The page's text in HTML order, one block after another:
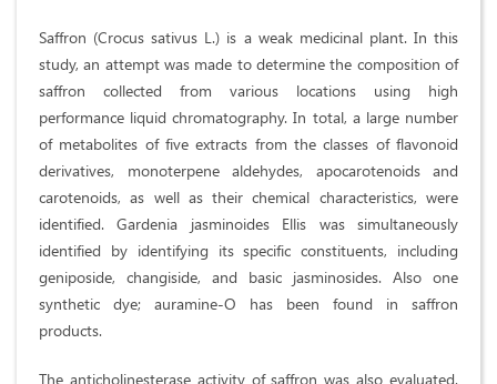
Saffron (Crocus sativus L.) is a weak medicinal plant. In this
study, an attempt was made to determine the composition of
saffron collected from various locations using high
performance liquid chromatography. In total, a large number
of metabolites of five extracts from the classes of flavonoid
derivatives, monoterpene aldehydes, apocarotenoids and
carotenoids, as well as their chemical characteristics, were
identified. Gardenia jasminoides Ellis was simultaneously
identified by identifying its specific constituents, including
geniposide, changiside, and basic jasminosides. Also one
synthetic dye; auramine-O has been found in saffron
products.
The anticholinesterase activity of saffron was also evaluated.